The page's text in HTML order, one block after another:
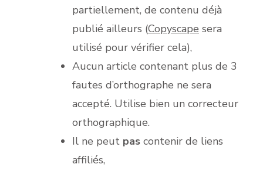
partiellement, de contenu déjà
publié ailleurs (Copyscape sera
utilisé pour vérifier cela),
Aucun article contenant plus de 3
fautes d’orthographe ne sera
accepté. Utilise bien un correcteur
orthographique.
Il ne peut pas contenir de liens
affiliés,